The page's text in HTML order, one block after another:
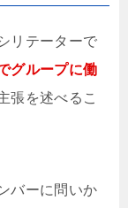
リテーターで
グループに働
張を述べるこ
バーに問いか